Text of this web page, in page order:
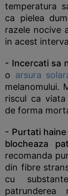
temperatura
ca pielea
razele nocive
in acest
- Incercati sa
o arsura
melanomului.
riscul ca
de forma
- Purtati
blocheaza
recomanda
din fibre
cu